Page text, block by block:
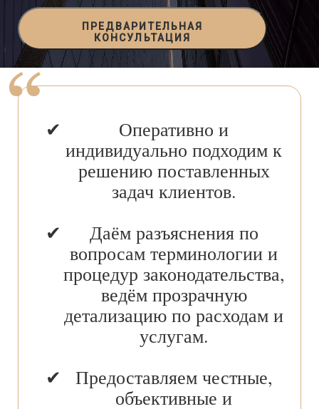
ПРЕДВАРИТЕЛЬНАЯ
КОНСУЛЬТАЦИЯ
Оперативно и
индивидуально подходим к
решению поставленных
задач клиентов.
Даём разъяснения по
вопросам терминологии и
процедур законодательства,
ведём прозрачную
детализацию по расходам и
услугам.
Предоставляем честные,
объективные и